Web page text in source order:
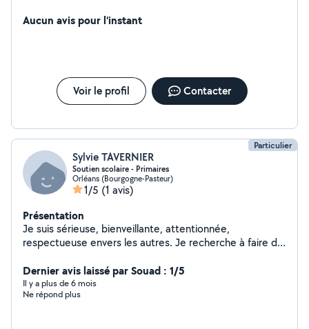
Aucun avis pour l'instant
Voir le profil Contacter
Particulier
Sylvie TAVERNIER
Soutien scolaire - Primaires
Orléans (Bourgogne-Pasteur)
1/5 (1 avis)
Présentation
Je suis sérieuse, bienveillante, attentionnée,
respectueuse envers les autres. Je recherche à faire du
jusqu'au CM2.
Dernier avis laissé par Souad : 1/5
Il y a plus de 6 mois
Ne répond plus